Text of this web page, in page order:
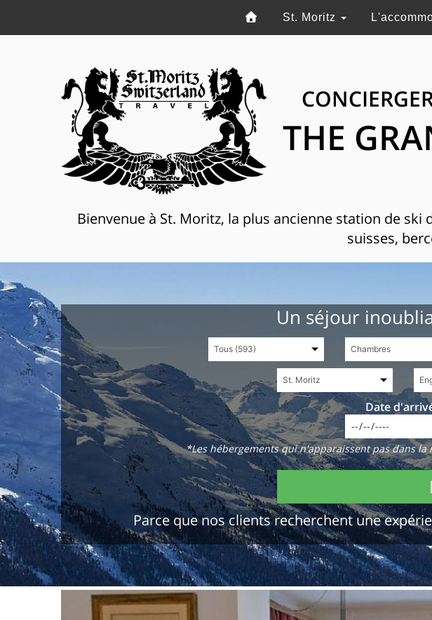
St. Moritz
THE
Bienvenue à St. Moritz, la plus ancienne station de
suisses,
Un séjour
Date
*Les hébergements qui n'apparaissent pas dans
Parce que nos clients recherchent une